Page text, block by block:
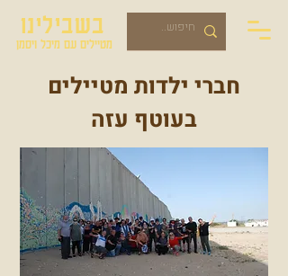
בשבילינו
מטיילים עם מיכל ויסמן
חברי ילדות מטיילים
בעוטף עזה